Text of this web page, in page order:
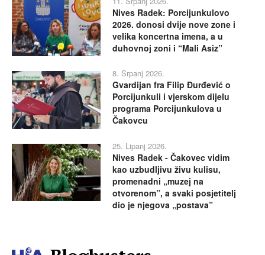
Nives Radek: Porcijunkulovo
2026. donosi dvije nove zone i
velika koncertna imena, a u
duhovnoj zoni i “Mali Asiz”
8. Srpanj 2026.
Gvardijan fra Filip Đurđević o
Porcijunkuli i vjerskom dijelu
programa Porcijunkulova u
Čakovcu
25. Lipanj 2026.
Nives Radek - Čakovec vidim
kao uzbudljivu živu kulisu,
promenadni „muzej na
otvorenom”, a svaki posjetitelj
dio je njegova „postava”